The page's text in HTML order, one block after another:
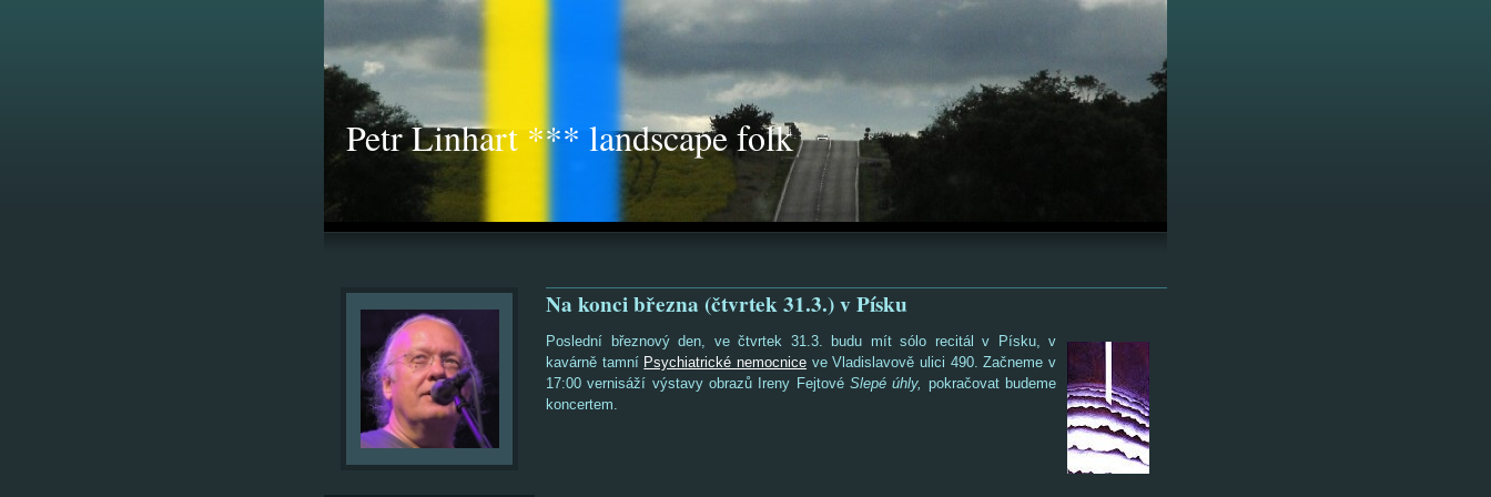
Petr Linhart *** landscape folk
Na konci března (čtvrtek 31.3.) v Písku
Poslední březnový den, ve čtvrtek 31.3. budu mít sólo recitál v Písku, v
kavárně tamní Psychiatrické nemocnice ve Vladislavově ulici 490. Začneme v
17:00 vernisáží výstavy obrazů Ireny Fejtové Slepé úhly, pokračovat budeme
koncertem.